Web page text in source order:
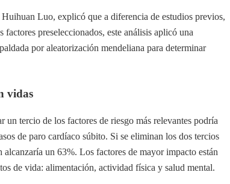
Luo, explicó que a diferencia de estudios previos,
factores preseleccionados, este análisis aplicó una
por aleatorización mendeliana para determinar
vidas
un tercio de los factores de riesgo más relevantes podría
de paro cardíaco súbito. Si se eliminan los dos tercios
alcanzaría un 63%. Los factores de mayor impacto están
de vida: alimentación, actividad física y salud mental.